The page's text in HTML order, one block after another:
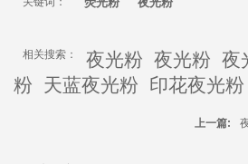
相关搜索： 夜光粉 夜光粉 夜
粉
天蓝夜光粉 印花夜光粉
上一篇: